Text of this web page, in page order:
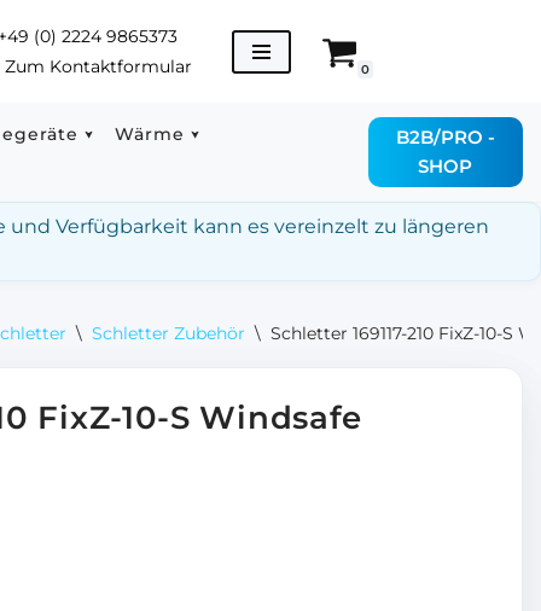
(0) 2224 9865373
Zum Kontaktformular 0
Wärme
B2B/PRO -
SHOP
Verfügbarkeit kann es vereinzelt zu längeren
\ Schletter Zubehör \ Schletter 169117-210 FixZ-10-S
FixZ-10-S Windsafe